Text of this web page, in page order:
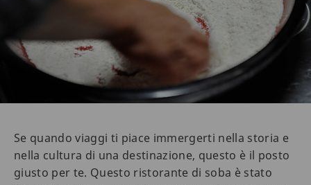
Se quando viaggi ti piace immergerti nella storia e
nella cultura di una destinazione, questo è il posto
giusto per te. Questo ristorante di soba è stato